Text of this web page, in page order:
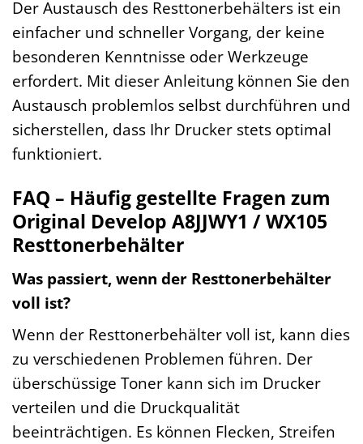
Der Austausch des Resttonerbehälters ist ein
einfacher und schneller Vorgang, der keine
besonderen Kenntnisse oder Werkzeuge
erfordert. Mit dieser Anleitung können Sie den
Austausch problemlos selbst durchführen und
sicherstellen, dass Ihr Drucker stets optimal
funktioniert.
FAQ – Häufig gestellte Fragen zum
Original Develop A8JJWY1 / WX105
Resttonerbehälter
Was passiert, wenn der Resttonerbehälter
voll ist?
Wenn der Resttonerbehälter voll ist, kann dies
zu verschiedenen Problemen führen. Der
überschüssige Toner kann sich im Drucker
verteilen und die Druckqualität
beeinträchtigen. Es können Flecken, Streifen